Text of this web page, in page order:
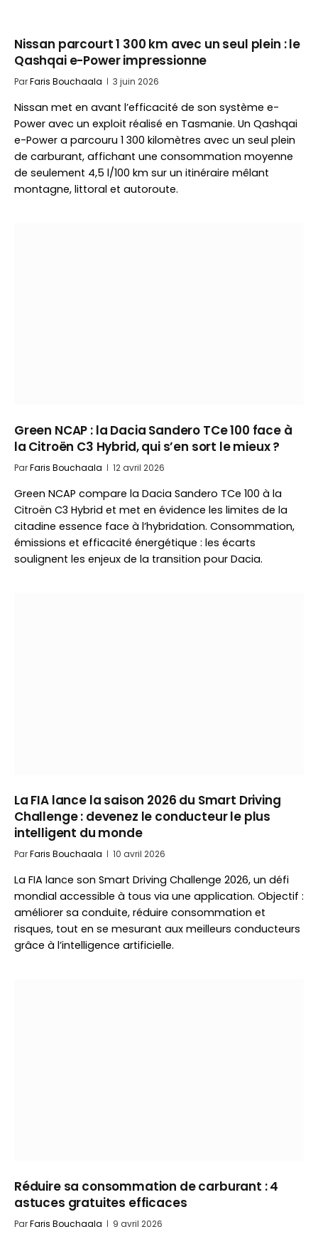
Nissan parcourt 1 300 km avec un seul plein : le
Qashqai e-Power impressionne
ParFaris Bouchaala 3 juin 2026
Nissan met en avant l’efficacité de son système e-
Power avec un exploit réalisé en Tasmanie. Un Qashqai
e-Power a parcouru 1 300 kilomètres avec un seul plein
de carburant, affichant une consommation moyenne
de seulement 4,5 l/100 km sur un itinéraire mêlant
montagne, littoral et autoroute.
Green NCAP : la Dacia Sandero TCe 100 face à
la Citroën C3 Hybrid, qui s’en sort le mieux ?
ParFaris Bouchaala 12 avril 2026
Green NCAP compare la Dacia Sandero TCe 100 à la
Citroën C3 Hybrid et met en évidence les limites de la
citadine essence face à l’hybridation. Consommation,
émissions et efficacité énergétique : les écarts
soulignent les enjeux de la transition pour Dacia.
La FIA lance la saison 2026 du Smart Driving
Challenge : devenez le conducteur le plus
intelligent du monde
ParFaris Bouchaala 10 avril 2026
La FIA lance son Smart Driving Challenge 2026, un défi
mondial accessible à tous via une application. Objectif :
améliorer sa conduite, réduire consommation et
risques, tout en se mesurant aux meilleurs conducteurs
grâce à l’intelligence artificielle.
Réduire sa consommation de carburant : 4
astuces gratuites efficaces
ParFaris Bouchaala 9 avril 2026